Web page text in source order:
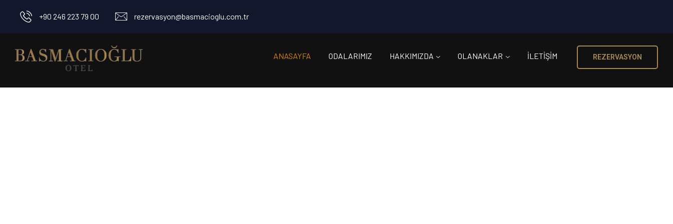
+90 246 223 79 00 rezervasyon@basmacioglu.com.tr
ANASAYFA ODALARIMIZ HAKKIMIZDA OLANAKLAR İLETIŞIM REZERVASYON